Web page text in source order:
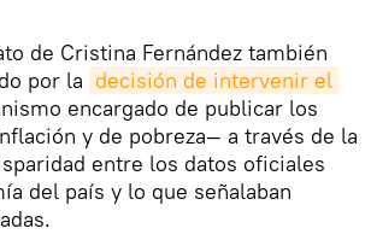
de Cristina Fernández también
por la decisión de intervenir el
encargado de publicar los
y de pobreza— a través de la
entre los datos oficiales
del país y lo que señalaban